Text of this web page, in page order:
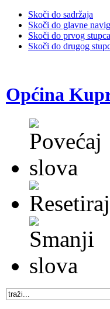
Skoči do sadržaja
Skoči do glavne
Skoči do prvog stupca
Skoči do drugog
Općina